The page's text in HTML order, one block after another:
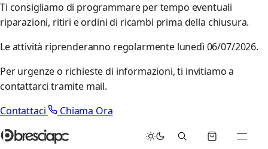
Ti consigliamo di programmare per tempo eventuali
riparazioni, ritiri e ordini di ricambi prima della chiusura.
Le attività riprenderanno regolarmente lunedì 06/07/2026.
Per urgenze o richieste di informazioni, ti invitiamo a
contattarci tramite mail.
Contattaci
Chiama Ora